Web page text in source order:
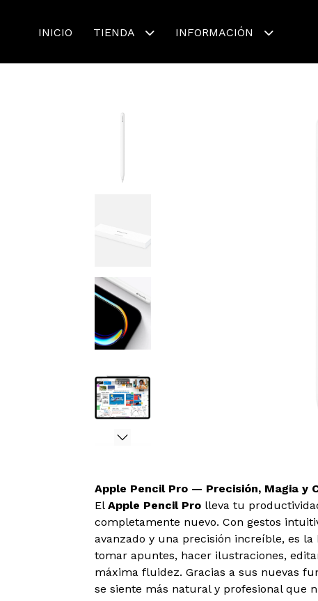
INICIO TIENDA INFORMACIÓN
Apple Pencil Pro — Precisión, Magia y
El Apple Pencil Prolleva tu
completamente nuevo. Con gestos
avanzado y una precisión increíble, es
tomar apuntes, hacer ilustraciones,
máxima fluidez. Gracias a sus nuevas
se siente más natural y profesional que